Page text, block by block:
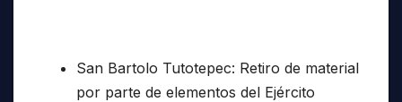
San Bartolo Tutotepec: Retiro de material
por parte de elementos del Ejército